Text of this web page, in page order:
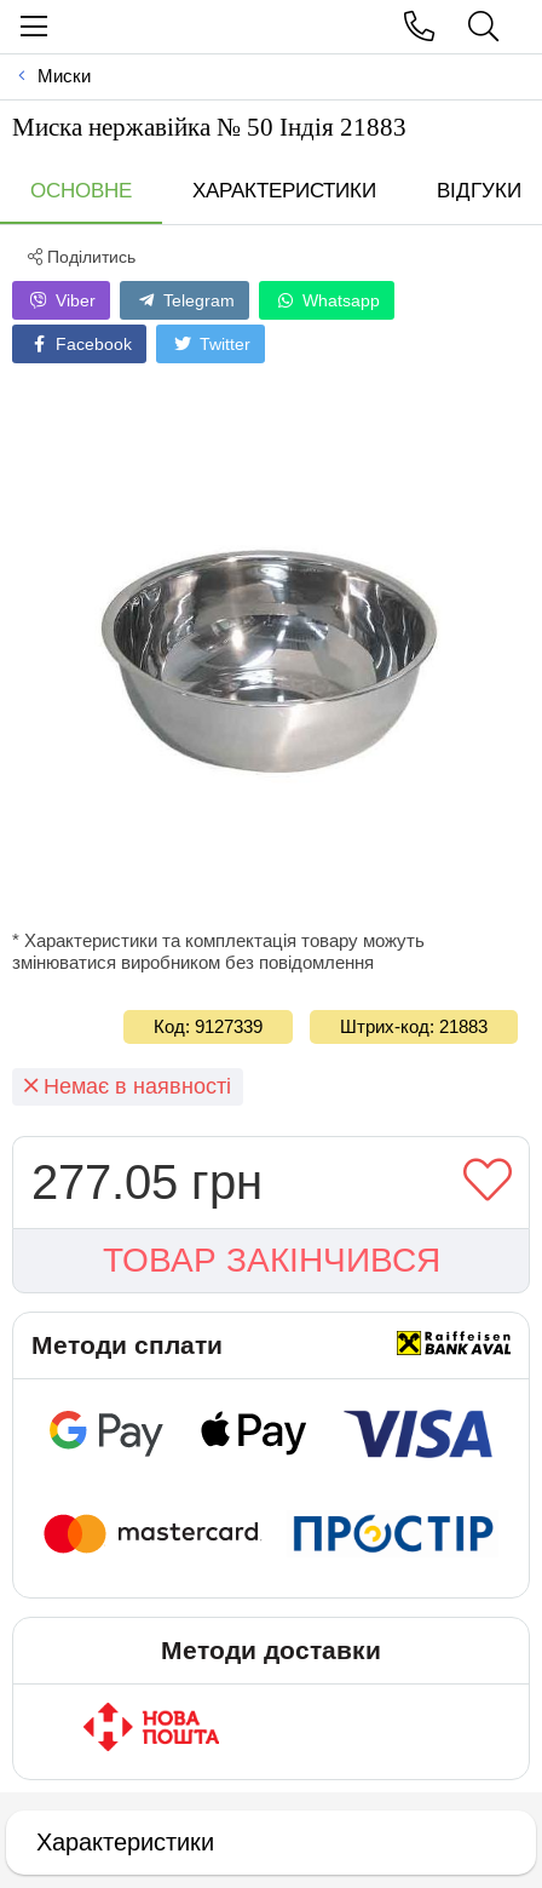
Миски
Миска нержавійка № 50 Індія 21883
ОСНОВНЕ ХАРАКТЕРИСТИКИ ВІДГУКИ
Поділитись
Viber Telegram Whatsapp
Facebook Twitter
* Характеристики та комплектація товару можуть
змінюватися виробником без повідомлення
Код: 9127339 Штрих-код: 21883
Немає в наявності
277.05 грн
ТОВАР ЗАКІНЧИВСЯ
Методи сплати
Методи доставки
Характеристики